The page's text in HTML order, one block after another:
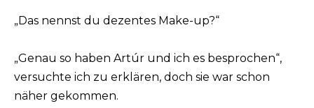
„Das nennst du dezentes Make-up?“
„Genau so haben Artúr und ich es besprochen“,
versuchte ich zu erklären, doch sie war schon
näher gekommen.